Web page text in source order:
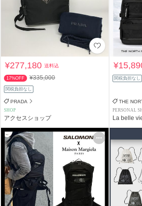
¥277,180送料込
17%OFF ¥335,000
関税負担なし
PRADA
SHOP
アクセスショップ
関税負担なし
THE
PERSONAL
La belle